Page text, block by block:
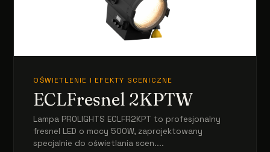
OŚWIETLENIE I EFEKTY SCENICZNE
ECLFresnel 2KPTW
Lampa PROLIGHTS ECLFR2KPT to profesjonalny
fresnel LED o mocy 500W, zaprojektowany
specjalnie do oświetlania scen....